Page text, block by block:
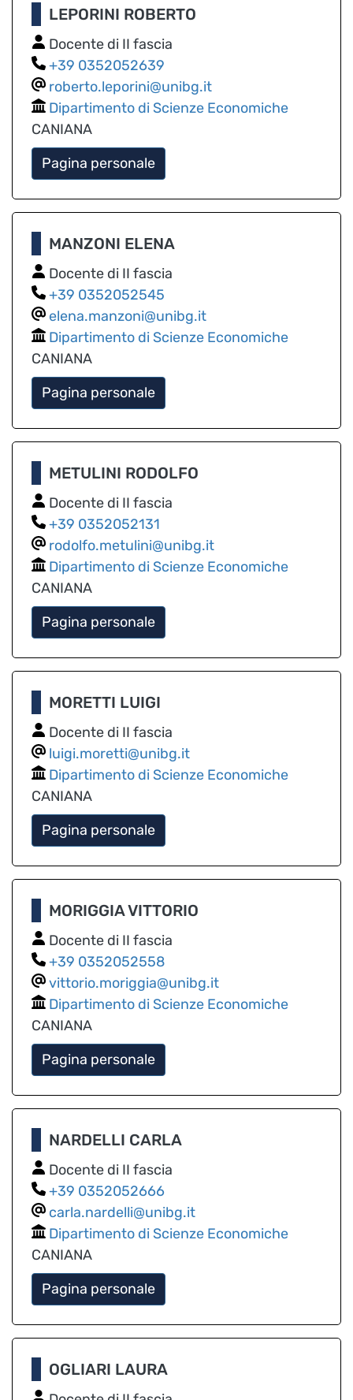
LEPORINI ROBERTO
Docente di II fascia
0352052639
roberto.leporini@unibg.it
Dipartimento di Scienze Economiche
CANIANA
Pagina personale
MANZONI ELENA
Docente di II fascia
0352052545
elena.manzoni@unibg.it
Dipartimento di Scienze Economiche
CANIANA
Pagina personale
METULINI RODOLFO
Docente di II fascia
0352052131
rodolfo.metulini@unibg.it
Dipartimento di Scienze Economiche
CANIANA
Pagina personale
MORETTI LUIGI
Docente di II fascia
luigi.moretti@unibg.it
Dipartimento di Scienze Economiche
CANIANA
Pagina personale
MORIGGIA VITTORIO
Docente di II fascia
0352052558
vittorio.moriggia@unibg.it
Dipartimento di Scienze Economiche
CANIANA
Pagina personale
NARDELLI CARLA
Docente di II fascia
0352052666
carla.nardelli@unibg.it
Dipartimento di Scienze Economiche
CANIANA
Pagina personale
OGLIARI LAURA